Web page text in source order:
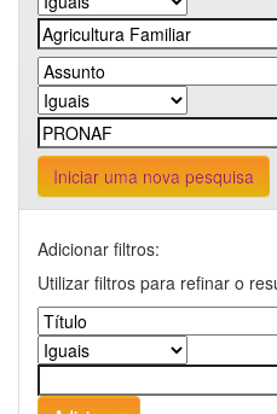
Iniciar uma nova pesquisa
Adicionar filtros:
Utilizar filtros para refinar o